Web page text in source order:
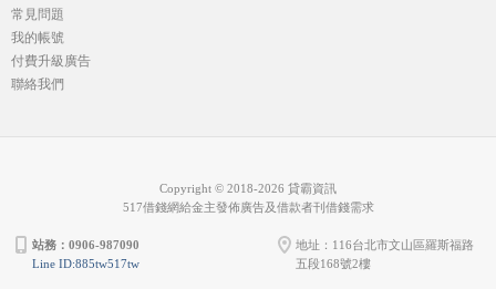
常見問題
我的帳號
付費升級廣告
聯絡我們
Copyright © 2018-2026 貸霸資訊
517借錢網給金主發佈廣告及借款者刊借錢需求
站務：0906-987090
Line ID:885tw517tw
地址：116台北市文山區羅斯福路
五段168號2樓